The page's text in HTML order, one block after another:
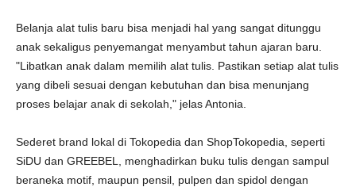
Belanja alat tulis baru bisa menjadi hal yang sangat ditunggu
anak sekaligus penyemangat menyambut tahun ajaran baru.
"Libatkan anak dalam memilih alat tulis. Pastikan setiap alat tulis
yang dibeli sesuai dengan kebutuhan dan bisa menunjang
proses belajar anak di sekolah," jelas Antonia.
Sederet brand lokal di Tokopedia dan ShopTokopedia, seperti
SiDU dan GREEBEL, menghadirkan buku tulis dengan sampul
beraneka motif, maupun pensil, pulpen dan spidol dengan